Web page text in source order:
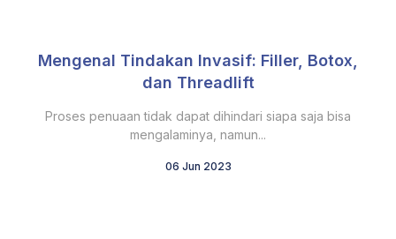
Mengenal Tindakan Invasif: Filler, Botox,
dan Threadlift
Proses penuaan tidak dapat dihindari siapa saja bisa
mengalaminya, namun...
06 Jun 2023